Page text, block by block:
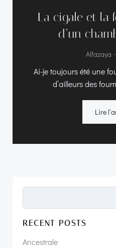
La cigale et la
d’un
Alfazaya -
Ai-je toujours été une
d’ailleurs des
Lire
RECENT POSTS
Ancestrale